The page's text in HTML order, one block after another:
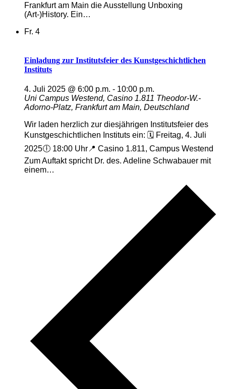
Frankfurt am Main die Ausstellung Unboxing
(Art-)History. Ein…
Fr. 4
Einladung zur Institutsfeier des Kunstgeschichtlichen
Instituts
4. Juli 2025 @ 6:00 p.m. - 10:00 p.m.
Uni Campus Westend, Casino 1.811 Theodor-W.-
Adorno-Platz, Frankfurt am Main, Deutschland
Wir laden herzlich zur diesjährigen Institutsfeier des
Kunstgeschichtlichen Instituts ein: 🗓 Freitag, 4. Juli
2025🕕 18:00 Uhr📍 Casino 1.811, Campus Westend
Zum Auftakt spricht Dr. des. Adeline Schwabauer mit
einem…